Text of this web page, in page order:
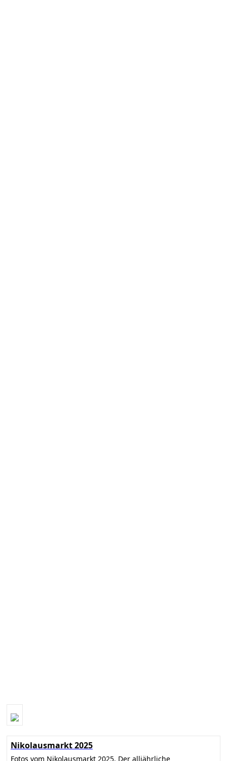
Nikolausmarkt 2025
Fotos vom Nikolausmarkt 2025. Der alljährliche